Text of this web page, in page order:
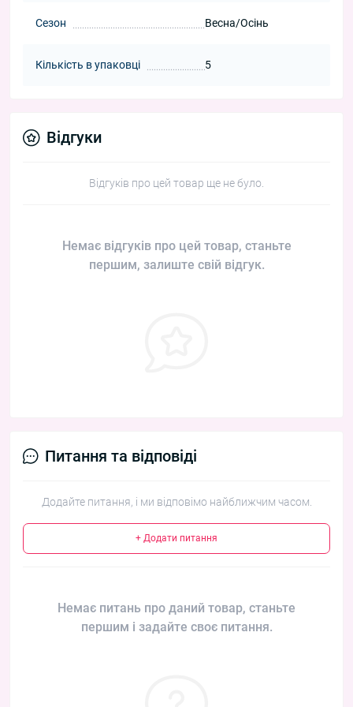
Сезон Весна/Осінь
Кількість в упаковці 5
Відгуки
Відгуків про цей товар ще не було.
Немає відгуків про цей товар, станьте
першим, залиште свій відгук.
Питання та відповіді
Додайте питання, і ми відповімо найближчим часом.
+ Додати питання
Немає питань про даний товар, станьте
першим і задайте своє питання.